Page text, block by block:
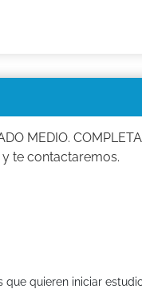
MEDIO.
y te contactaremos.
que quieren iniciar